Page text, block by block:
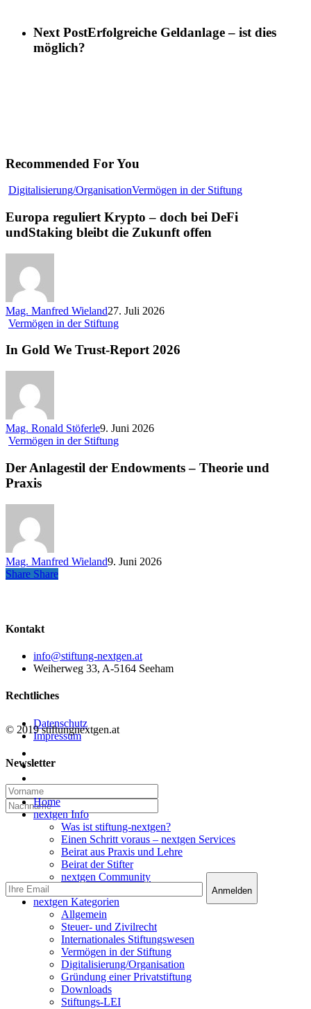
Next PostErfolgreiche Geldanlage – ist dies
möglich?
Recommended For You
Digitalisierung/OrganisationVermögen in der StiftungEuropa
Europa reguliert Krypto – doch bei DeFi
undStaking bleibt die Zukunft offen
Mag. Manfred Wieland27. Juli 2026
Vermögen in der StiftungIn
We
Trust-
In Gold We Trust-Report 2026
Mag. Ronald Stöferle9. Juni 2026
Vermögen in der StiftungDer
der
Der Anlagestil der Endowments – Theorie und
Praxis
Mag. Manfred Wieland9. Juni 2026
Share
Share Share
Kontakt
info@stiftung-nextgen.at
Weiherweg 33, A-5164 Seeham
Rechtliches
Datenschutz
Impressum
Newsletter
© 2019 stiftungnextgen.at
linkedin
Close
Menu
Home
nextgen Info
Was ist stiftung-nextgen?
Einen Schritt voraus – nextgen Services
Beirat aus Praxis und Lehre
Beirat der Stifter
nextgen Community
nextgen Services
nextgen Kategorien
Allgemein
Steuer- und Zivilrecht
Internationales Stiftungswesen
Vermögen in der Stiftung
Digitalisierung/Organisation
Gründung einer Privatstiftung
Downloads
Stiftungs-LEI